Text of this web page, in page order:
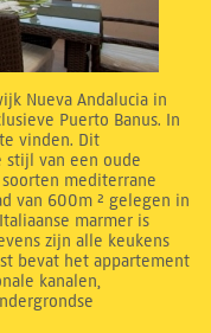
Nueva Andalucia in
Puerto Banus. In
vinden. Dit
stijl van een oude
mediterrane
van 600m ² gelegen in
marmer is
zijn alle keukens
bevat het appartement
kanalen,